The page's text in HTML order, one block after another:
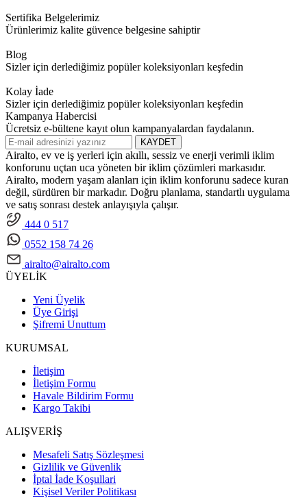
Sertifika Belgelerimiz
Ürünlerimiz kalite güvence belgesine sahiptir
Blog
Sizler için derlediğimiz popüler koleksiyonları keşfedin
Kolay İade
Sizler için derlediğimiz popüler koleksiyonları keşfedin
Kampanya Habercisi
Ücretsiz e-bültene kayıt olun kampanyalardan faydalanın.
KAYDET
Airalto, ev ve iş yerleri için akıllı, sessiz ve enerji verimli iklim
konforunu uçtan uca yöneten bir iklim çözümleri markasıdır.
Airalto, modern yaşam alanları için iklim konforunu sadece kuran
değil, sürdüren bir markadır. Doğru planlama, standartlı uygulama
ve satış sonrası destek anlayışıyla çalışır.
444 0 517
0552 158 74 26
airalto@airalto.com
ÜYELİK
Yeni Üyelik
Üye Girişi
Şifremi Unuttum
KURUMSAL
İletişim
İletişim Formu
Havale Bildirim Formu
Kargo Takibi
ALIŞVERİŞ
Mesafeli Satış Sözleşmesi
Gizlilik ve Güvenlik
İptal İade Koşullari
Kişisel Veriler Politikası